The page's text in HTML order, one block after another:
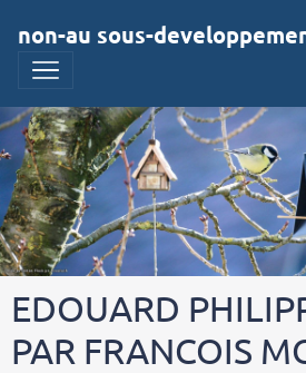
non-au sous-
EDOUARD
PAR FRANCOIS